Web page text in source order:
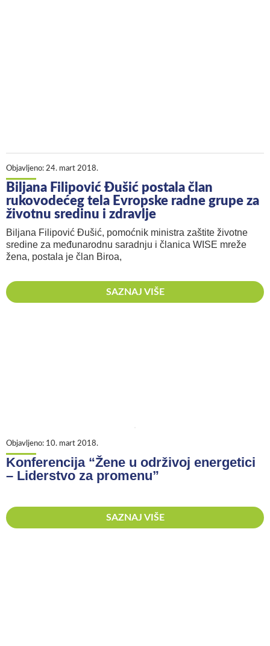
Objavljeno: 24. mart 2018.
Biljana Filipović Đušić postala član
rukovodećeg tela Evropske radne grupe za
životnu sredinu i zdravlje
Biljana Filipović Đušić, pomoćnik ministra zaštite životne
sredine za međunarodnu saradnju i članica WISE mreže
žena, postala je član Biroa,
SAZNAJ VIŠE
Objavljeno: 10. mart 2018.
Konferencija “Žene u održivoj energetici
– Liderstvo za promenu”
SAZNAJ VIŠE